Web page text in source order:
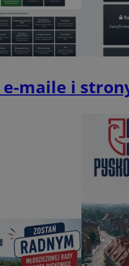
e-maile i
QeSessID
MvSessID
__cf_bm